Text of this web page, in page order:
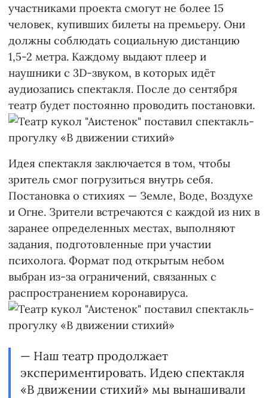
участниками проекта смогут не более 15
человек, купивших билеты на премьеру. Они
должны соблюдать социальную дистанцию
1,5-2 метра. Каждому выдают плеер и
наушники с 3D-звуком, в которых идёт
аудиозапись спектакля. После до сентября
театр будет постоянно проводить постановки.
Идея спектакля заключается в том, чтобы
зритель смог погрузиться внутрь себя.
Постановка о стихиях — Земле, Воде, Воздухе
и Огне. Зрители встречаются с каждой из них в
заранее определенных местах, выполняют
задания, подготовленные при участии
психолога. Формат под открытым небом
выбран из-за ограничений, связанных с
распространением коронавируса.
— Наш театр продолжает
экспериментировать. Идею спектакля
«В движении стихий» мы вынашивали